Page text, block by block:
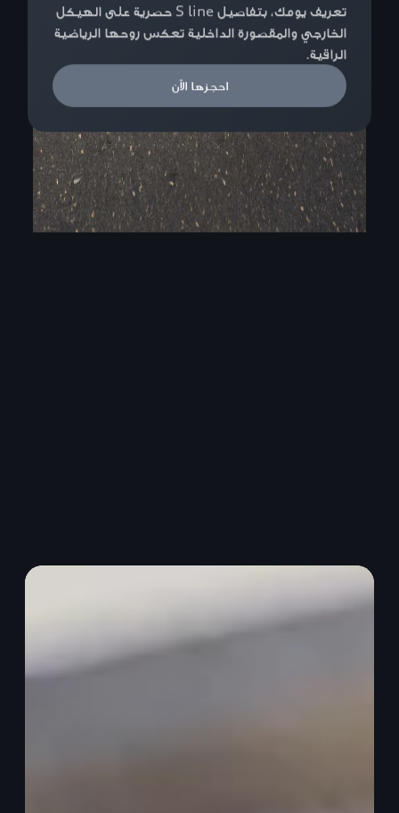
تعريف يومك، بتفاصيل S line حصرية على الهيكل
الخارجي والمقصورة الداخلية تعكس روحها الرياضية
الراقية.
احجزها الآن